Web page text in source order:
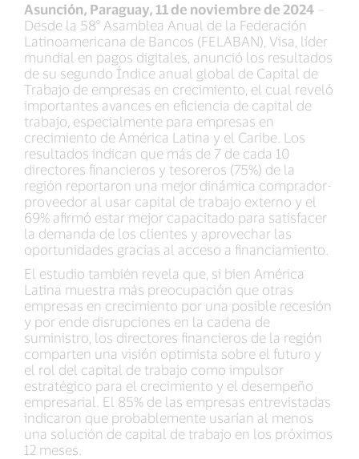
Asunción, Paraguay, 11 de noviembre de 2024 –
Desde la 58° Asamblea Anual de la Federación
Latinoamericana de Bancos (FELABAN), Visa, líder
mundial en pagos digitales, anunció los resultados
de su segundo Índice anual global de Capital de
Trabajo de empresas en crecimiento, el cual reveló
importantes avances en eficiencia de capital de
trabajo, especialmente para empresas en
crecimiento de América Latina y el Caribe. Los
resultados indican que más de 7 de cada 10
directores financieros y tesoreros (75%) de la
región reportaron una mejor dinámica comprador-
proveedor al usar capital de trabajo externo y el
69% afirmó estar mejor capacitado para satisfacer
la demanda de los clientes y aprovechar las
oportunidades gracias al acceso a financiamiento.
El estudio también revela que, si bien América
Latina muestra más preocupación que otras
empresas en crecimiento por una posible recesión
y por ende disrupciones en la cadena de
suministro, los directores financieros de la región
comparten una visión optimista sobre el futuro y
el rol del capital de trabajo como impulsor
estratégico para el crecimiento y el desempeño
empresarial. El 85% de las empresas entrevistadas
indicaron que probablemente usarían al menos
una solución de capital de trabajo en los próximos
12 meses.